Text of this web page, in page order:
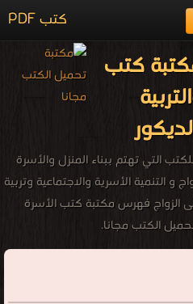
كتب PDF
كتب
التي تهتم ببناء المنزل والأسرة
و التنمية الأسرية والاجتماعية وتربية
الزواج فهرس مكتبة كتب الأسرة
الكتب مجانا.